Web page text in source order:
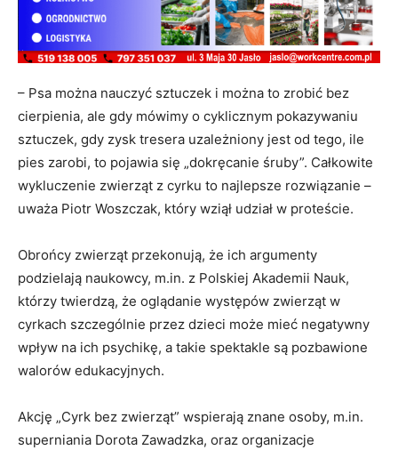
– Psa można nauczyć sztuczek i można to zrobić bez
cierpienia, ale gdy mówimy o cyklicznym pokazywaniu
sztuczek, gdy zysk tresera uzależniony jest od tego, ile
pies zarobi, to pojawia się „dokręcanie śruby”. Całkowite
wykluczenie zwierząt z cyrku to najlepsze rozwiązanie –
uważa Piotr Woszczak, który wziął udział w proteście.
Obrońcy zwierząt przekonują, że ich argumenty
podzielają naukowcy, m.in. z Polskiej Akademii Nauk,
którzy twierdzą, że oglądanie występów zwierząt w
cyrkach szczególnie przez dzieci może mieć negatywny
wpływ na ich psychikę, a takie spektakle są pozbawione
walorów edukacyjnych.
Akcję „Cyrk bez zwierząt” wspierają znane osoby, m.in.
superniania Dorota Zawadzka, oraz organizacje